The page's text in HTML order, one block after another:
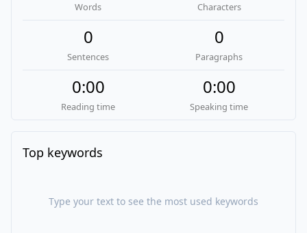
Words Characters
0
Sentences
0
Paragraphs
0:00
Reading time
0:00
Speaking time
Top keywords
Type your text to see the most used keywords